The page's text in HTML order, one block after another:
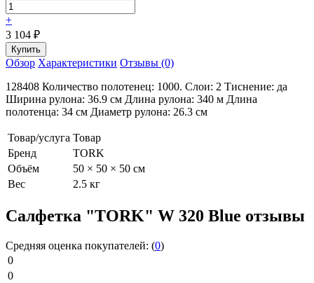
+
3 104 ₽
Обзор Характеристики Отзывы (0)
128408 Количество полотенец: 1000. Слои: 2 Тиснение: да
Ширина рулона: 36.9 см Длина рулона: 340 м Длина
полотенца: 34 см Диаметр рулона: 26.3 см
Товар/услуга Товар
Бренд
TORK
Объём
50 × 50 × 50 см
Вес
2.5 кг
Салфетка "TORK" W 320 Blue отзывы
Средняя оценка покупателей: (0)
0
0